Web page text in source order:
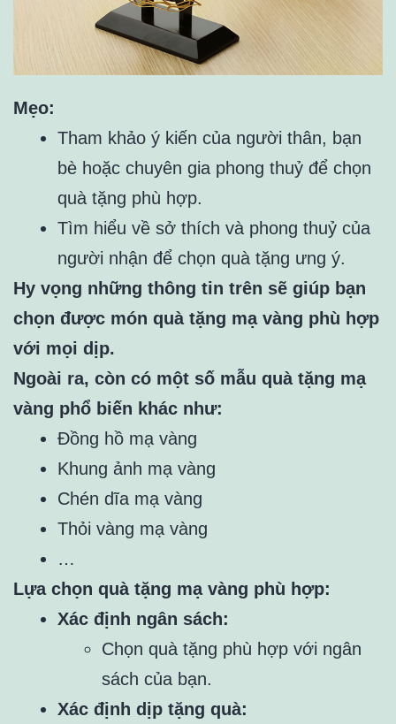
Mẹo:
Tham khảo ý kiến của người thân, bạn
bè hoặc chuyên gia phong thuỷ để chọn
quà tặng phù hợp.
Tìm hiểu về sở thích và phong thuỷ của
người nhận để chọn quà tặng ưng ý.
Hy vọng những thông tin trên sẽ giúp bạn
chọn được món quà tặng mạ vàng phù hợp
với mọi dịp.
Ngoài ra, còn có một số mẫu quà tặng mạ
vàng phổ biến khác như:
Đồng hồ mạ vàng
Khung ảnh mạ vàng
Chén dĩa mạ vàng
Thỏi vàng mạ vàng
…
Lựa chọn quà tặng mạ vàng phù hợp:
Xác định ngân sách:
Chọn quà tặng phù hợp với ngân
sách của bạn.
Xác định dịp tặng quà: